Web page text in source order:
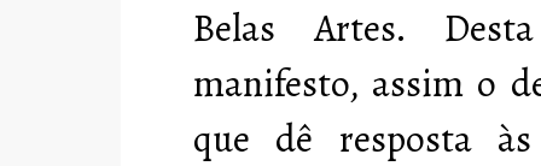
Belas Artes.
manifesto, assim o
que dê resposta às